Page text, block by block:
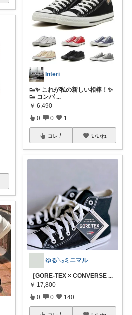
Interi
👟✨ これが私の新しい相棒！✨
👟 コンバ ...
￥ 6,490
0 0 1
コレ いいね
ゆる𓂅ミニマル
［GORE-TEX × CONVERSE ...
￥ 17,800
0 0 140